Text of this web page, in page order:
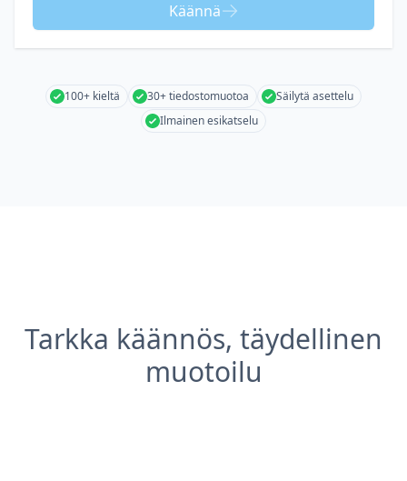
Käännä
100+ kieltä 30+ tiedostomuotoa
Säilytä asettelu
Ilmainen esikatselu
Tarkka käännös, täydellinen
muotoilu